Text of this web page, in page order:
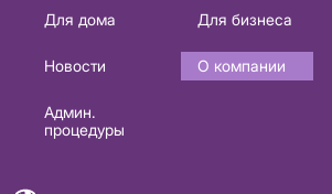
Основная
навигация
Для дома Для бизнеса
Новости
О компании
Админ.
процедуры